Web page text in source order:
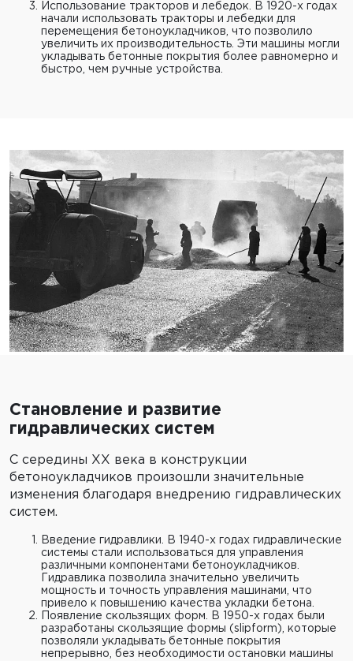
Использование тракторов и лебедок. В 1920-х годах
начали использовать тракторы и лебедки для
перемещения бетоноукладчиков, что позволило
увеличить их производительность. Эти машины могли
укладывать бетонные покрытия более равномерно и
быстро, чем ручные устройства.
Становление и развитие
гидравлических систем
С середины XX века в конструкции
бетоноукладчиков произошли значительные
изменения благодаря внедрению гидравлических
систем.
Введение гидравлики. В 1940-х годах гидравлические
системы стали использоваться для управления
различными компонентами бетоноукладчиков.
Гидравлика позволила значительно увеличить
мощность и точность управления машинами, что
привело к повышению качества укладки бетона.
Появление скользящих форм. В 1950-х годах были
разработаны скользящие формы (slipform), которые
позволяли укладывать бетонные покрытия
непрерывно, без необходимости остановки машины